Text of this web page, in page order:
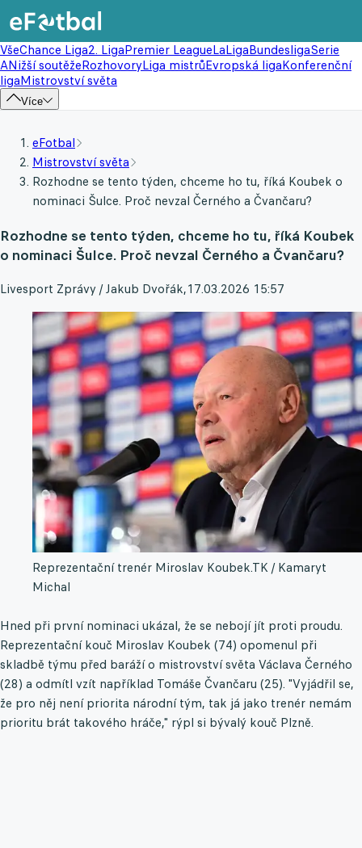
VšeChance Liga2. LigaPremier LeagueLaLigaBundesligaSerie
ANižší soutěžeRozhovoryLiga mistrůEvropská ligaKonferenční
ligaMistrovství světa
Více
eFotbal
Mistrovství světa
Rozhodne se tento týden, chceme ho tu, říká Koubek o
nominaci Šulce. Proč nevzal Černého a Čvančaru?
Rozhodne se tento týden, chceme ho tu, říká Koubek
o nominaci Šulce. Proč nevzal Černého a Čvančaru?
Livesport Zprávy / Jakub Dvořák,17.03.2026 15:57
Reprezentační trenér Miroslav Koubek.TK / Kamaryt
Michal
Hned při první nominaci ukázal, že se nebojí jít proti proudu.
Reprezentační kouč Miroslav Koubek (74) opomenul při
skladbě týmu před baráží o mistrovství světa Václava Černého
(28) a odmítl vzít například Tomáše Čvančaru (25). "Vyjádřil se,
že pro něj není priorita národní tým, tak já jako trenér nemám
prioritu brát takového hráče," rýpl si bývalý kouč Plzně.